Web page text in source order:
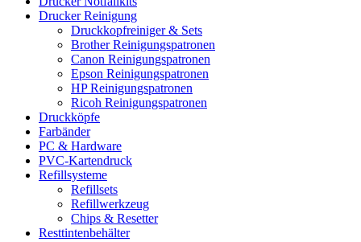
Drucker Reinigung
Druckkopfreiniger & Sets
Brother Reinigungspatronen
Canon Reinigungspatronen
Epson Reinigungspatronen
HP Reinigungspatronen
Ricoh Reinigungspatronen
Druckköpfe
Farbänder
PC & Hardware
PVC-Kartendruck
Refillsysteme
Refillsets
Refillwerkzeug
Chips & Resetter
Resttintenbehälter